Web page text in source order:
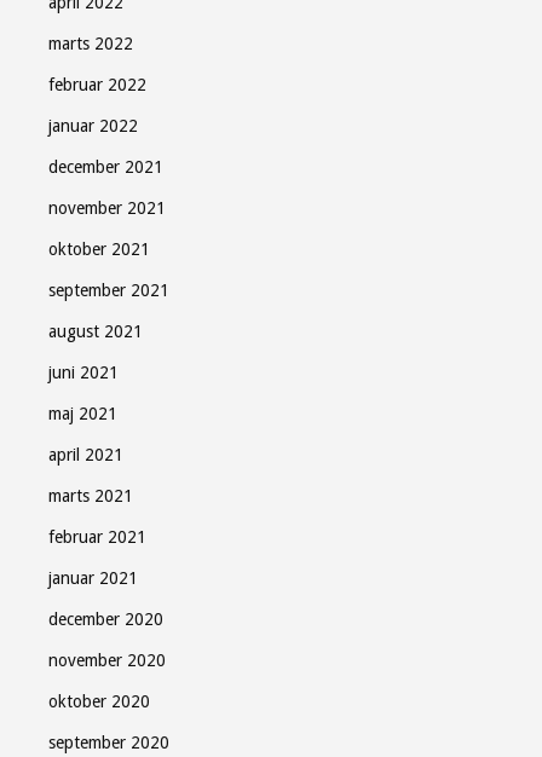
marts 2022
februar 2022
januar 2022
december 2021
november 2021
oktober 2021
september 2021
august 2021
juni 2021
maj 2021
april 2021
marts 2021
februar 2021
januar 2021
december 2020
november 2020
oktober 2020
september 2020